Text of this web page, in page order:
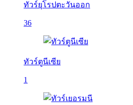
ทัวร์ยุโรปตะวันออก
36
ทัวร์ตูนีเซีย
1